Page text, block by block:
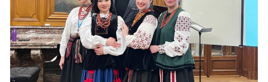
cookies are
not optional.
They are
needed for
the website
to function.